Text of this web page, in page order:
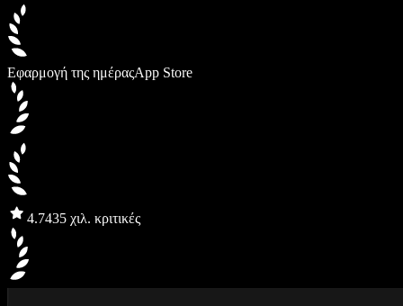
Εφαρμογή της ημέραςApp Store
4.7435 χιλ. κριτικές